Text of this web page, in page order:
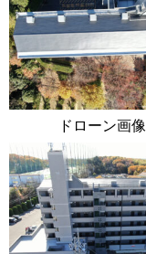
ドローン画像